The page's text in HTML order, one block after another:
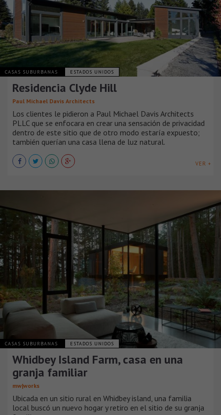
CASAS SUBURBANAS ESTADOS UNIDOS
Residencia Clyde Hill
Paul Michael Davis Architects
Los clientes le pidieron a Paul Michael Davis Architects
PLLC que se enfocara en crear una sensación de privacidad
dentro de este sitio que de otro modo estaría expuesto;
también querían una casa llena de luz natural.
VER +
CASAS SUBURBANAS ESTADOS UNIDOS
Whidbey Island Farm, casa en una
granja familiar
mw|works
Ubicada en un sitio rural en Whidbey island, una familia
local buscó un nuevo hogar y retiro en el sitio de su granja